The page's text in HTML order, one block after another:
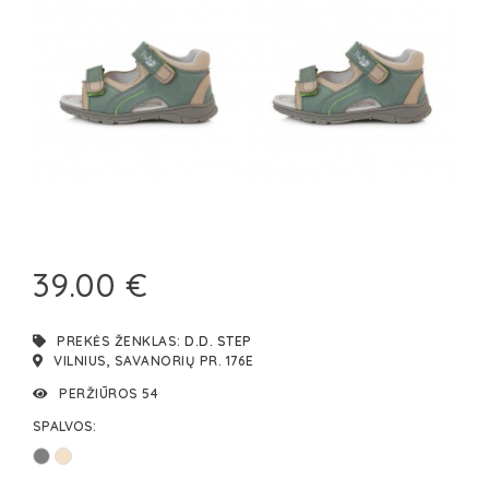
39.00 €
PREKĖS ŽENKLAS:D.D. STEP
VILNIUS, SAVANORIŲ PR. 176E
PERŽIŪROS 54
SPALVOS: